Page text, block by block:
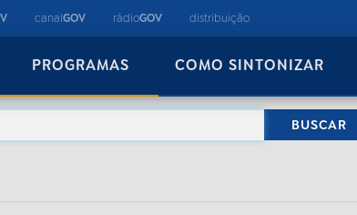
canalGOV rádioGOV distribuição
PROGRAMAS COMO SINTONIZAR